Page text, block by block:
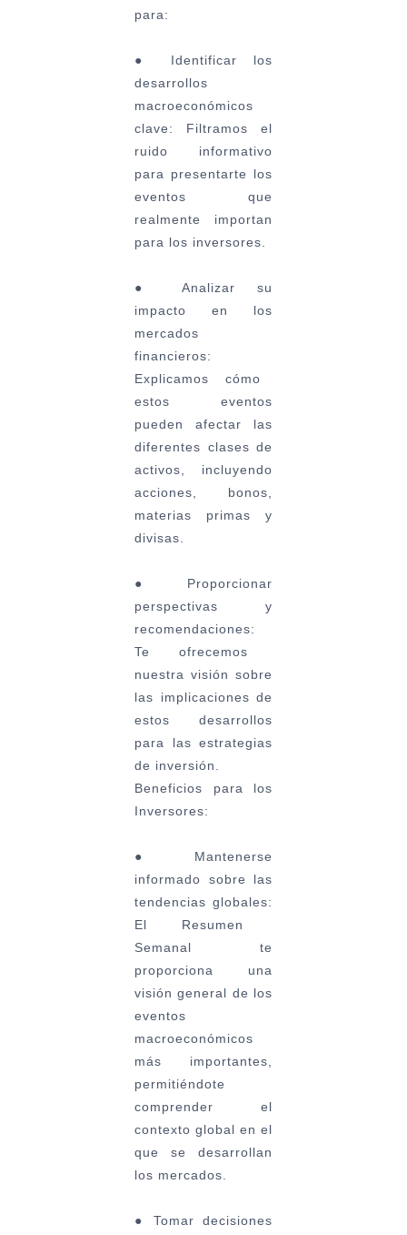
para:
● Identificar los
desarrollos
macroeconómicos
clave:
Filtramos el
ruido informativo
para presentarte los
eventos que
realmente importan
para los inversores.
● Analizar su
impacto en los
mercados
financieros:
Explicamos cómo
estos eventos
pueden afectar las
diferentes clases de
activos, incluyendo
acciones, bonos,
materias primas y
divisas.
● Proporcionar
perspectivas y
recomendaciones:
Te ofrecemos
nuestra visión sobre
las implicaciones de
estos desarrollos
para las estrategias
de inversión.
Beneficios para los
Inversores:
● Mantenerse
informado sobre las
tendencias globales:
El Resumen
Semanal te
proporciona una
visión general de los
eventos
macroeconómicos
más importantes,
permitiéndote
comprender el
contexto global en el
que se desarrollan
los mercados.
●Tomar decisiones